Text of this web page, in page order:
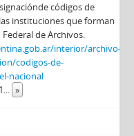
códigos de
instituciones que forman
de Archivos.
interior/archivo-
codigos-de-
nacional
... »